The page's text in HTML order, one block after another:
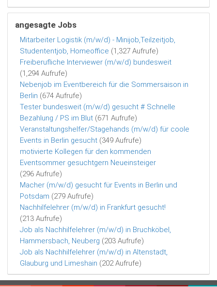
angesagte Jobs
Mitarbeiter Logistik (m/w/d) - Minijob,Teilzeitjob,
Studententjob, Homeoffice (1,327 Aufrufe)
Freiberufliche Interviewer (m/w/d) bundesweit
(1,294 Aufrufe)
Nebenjob im Eventbereich für die Sommersaison in
Berlin (674 Aufrufe)
Tester bundesweit (m/w/d) gesucht # Schnelle
Bezahlung / PS im Blut (671 Aufrufe)
Veranstaltungshelfer/Stagehands (m/w/d) für coole
Events in Berlin gesucht (349 Aufrufe)
motivierte Kollegen für den kommenden
Eventsommer gesuchtgern Neueinsteiger
(296 Aufrufe)
Macher (m/w/d) gesucht für Events in Berlin und
Potsdam (279 Aufrufe)
Nachhilfelehrer (m/w/d) in Frankfurt gesucht!
(213 Aufrufe)
Job als Nachhilfelehrer (m/w/d) in Bruchköbel,
Hammersbach, Neuberg (203 Aufrufe)
Job als Nachhilfelehrer (m/w/d) in Altenstadt,
Glauburg und Limeshain (202 Aufrufe)